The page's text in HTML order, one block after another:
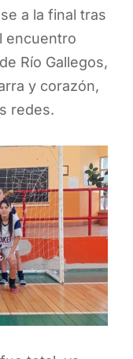
a la final tras
encuentro
Río Gallegos,
y corazón,
redes.